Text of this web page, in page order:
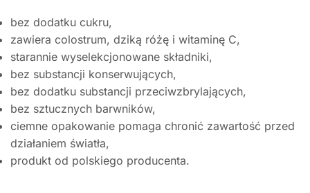
bez dodatku cukru,
zawiera colostrum, dziką różę i witaminę C,
starannie wyselekcjonowane składniki,
bez substancji konserwujących,
bez dodatku substancji przeciwzbrylających,
bez sztucznych barwników,
ciemne opakowanie pomaga chronić zawartość przed
działaniem światła,
produkt od polskiego producenta.